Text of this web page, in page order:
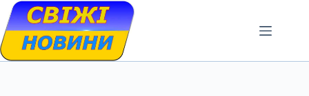
Skip
content